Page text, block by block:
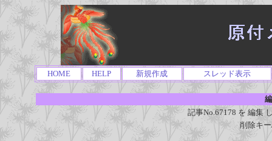
HOME HELP 新規作成 スレッド表示
記事No.67178 を 編集
削除キ